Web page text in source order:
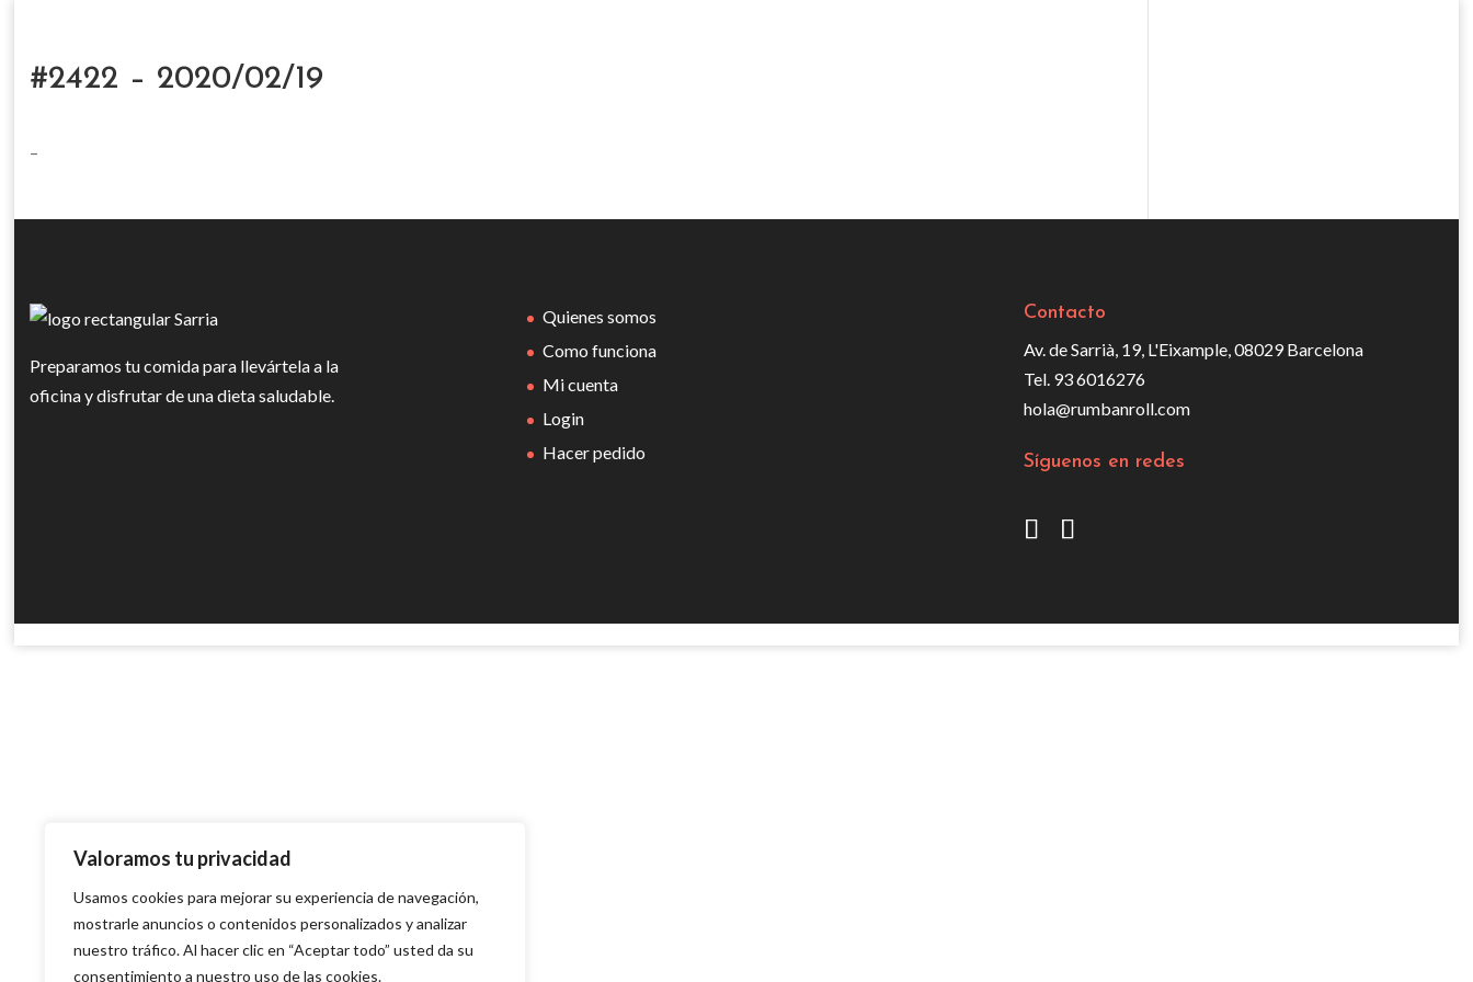
Valoramos tu privacidad
Usamos cookies para mejorar su experiencia de navegación,
mostrarle anuncios o contenidos personalizados y analizar
nuestro tráfico. Al hacer clic en “Aceptar todo” usted da su
consentimiento a nuestro uso de las cookies.
#2422 – 2020/02/19
–
Preparamos tu comida para llevártela a la
oficina y disfrutar de una dieta saludable.
Quienes somos
Como funciona
Mi cuenta
Login
Hacer pedido
Contacto
Av. de Sarrià, 19, L'Eixample, 08029 Barcelona
Tel. 93 6016276
hola@rumbanroll.com
Síguenos en redes